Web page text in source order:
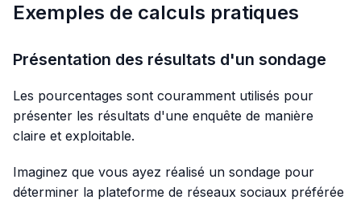
Exemples de calculs pratiques
Présentation des résultats d'un sondage
Les pourcentages sont couramment utilisés pour
présenter les résultats d'une enquête de manière
claire et exploitable.
Imaginez que vous ayez réalisé un sondage pour
déterminer la plateforme de réseaux sociaux préférée